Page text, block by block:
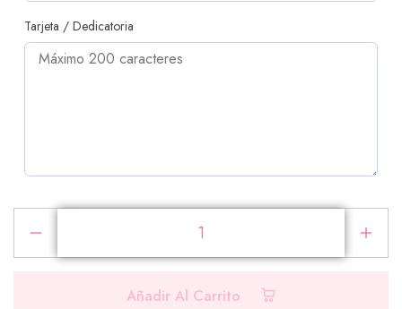
Tarjeta / Dedicatoria
PRODUCTOS ADICIONALES
Añadir Al Carrito